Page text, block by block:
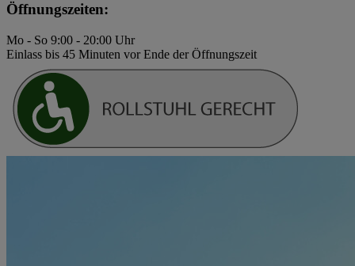
Öffnungszeiten:
Mo - So 9:00 - 20:00 Uhr
Einlass bis 45 Minuten vor Ende der Öffnungszeit